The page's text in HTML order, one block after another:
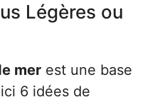
Légères ou
mer est une base
6 idées de